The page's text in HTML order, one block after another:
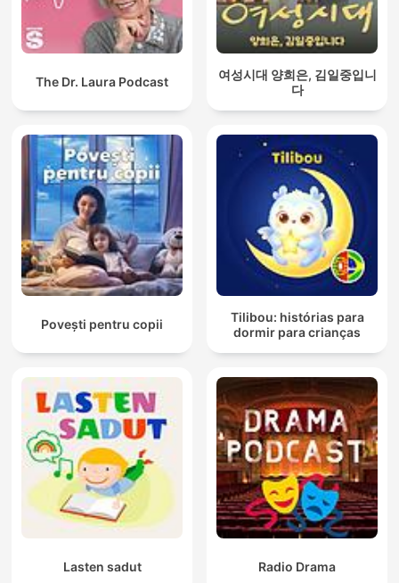
The Dr. Laura Podcast
여성시대 양희은, 김일중입니
다
Povești pentru copii
Tilibou: histórias para
dormir para crianças
Lasten sadut Radio Drama